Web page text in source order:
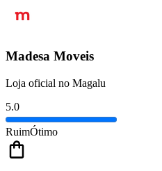
Madesa Moveis
Loja oficial no Magalu
5.0
RuimÓtimo